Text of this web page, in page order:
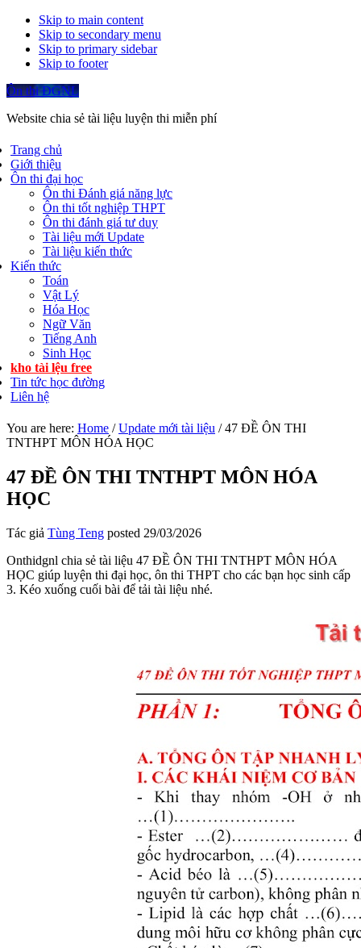
Skip to main content
Skip to secondary menu
Skip to primary sidebar
Skip to footer
Ôn thi ĐGNL
Website chia sẻ tài liệu luyện thi miễn phí
Trang chủ
Giới thiệu
Ôn thi đại học
Ôn thi Đánh giá năng lực
Ôn thi tốt nghiệp THPT
Ôn thi đánh giá tư duy
Tài liệu mới Update
Tài liệu kiến thức
Kiến thức
Toán
Vật Lý
Hóa Học
Ngữ Văn
Tiếng Anh
Sinh Học
kho tài lệu free
Tin tức học đường
Liên hệ
You are here: Home / Update mới tài liệu /47 ĐỀ ÔN THI
TNTHPT MÔN HÓA HỌC
47 ĐỀ ÔN THI TNTHPT MÔN HÓA
HỌC
Tác giả Tùng Teng posted 29/03/2026
Onthidgnl chia sẻ tài liệu 47 ĐỀ ÔN THI TNTHPT MÔN HÓA
HỌC giúp luyện thi đại học, ôn thi THPT cho các bạn học sinh cấp
3. Kéo xuống cuối bài để tải tài liệu nhé.